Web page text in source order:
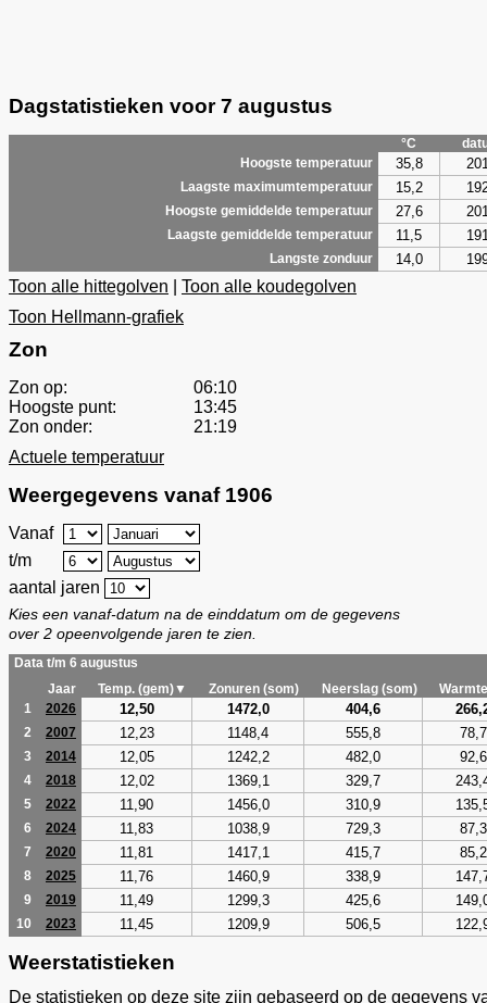
Dagstatistieken voor 7 augustus
°C
Hoogste temperatuur
35,8
Laagste maximumtemperatuur 15,2
Hoogste gemiddelde temperatuur 27,6
Laagste gemiddelde temperatuur 11,5
Langste zonduur 14,0
Toon alle hittegolven
Toon alle koudegolven
Toon Hellmann-grafiek
Zon
Zon op:
06:10
Hoogste punt:
13:45
Zon onder:
21:19
Actuele temperatuur
Weergegevens vanaf 1906
Vanaf
t/m
aantal jaren
Kies een vanaf-datum na de einddatum om de gegevens
over 2 opeenvolgende jaren te zien.
Data t/m 6 augustus
Jaar
Temp. (gem)▼ Zonuren (som) Neerslag (som)
1
2026 12,50 1472,0 404,6
2 2007 12,23 1148,4 555,8 78,7
3 2014 12,05 1242,2 482,0 92,6
4 2018 12,02 1369,1 329,7
5 2022 11,90 1456,0 310,9
6 2024 11,83 1038,9 729,3 87,3
7 2020 11,81 1417,1 415,7 85,2
8 2025 11,76 1460,9 338,9
9 2019 11,49 1299,3 425,6
10 2023 11,45 1209,9 506,5
Weerstatistieken
De statistieken op deze site zijn gebaseerd op de gegevens